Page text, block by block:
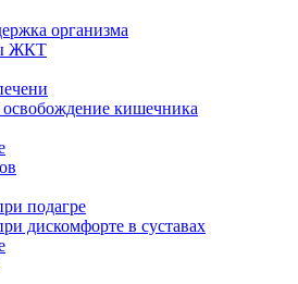
организма
ЖКТ
кишечника
подагре
дискомфорте в суставах